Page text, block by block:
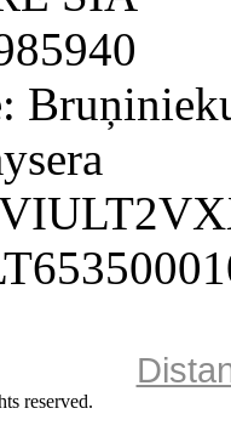
reserved.